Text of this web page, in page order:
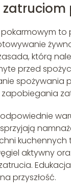
to
którą
przed
spożywania
zapobiegania
aktywny
przyszłość.